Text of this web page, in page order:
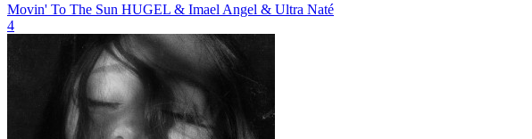
Movin' To The Sun HUGEL & Imael Angel & Ultra Naté
4